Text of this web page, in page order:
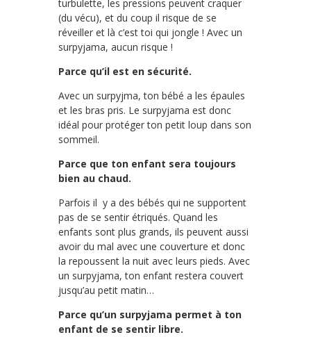
turbulette, les pressions peuvent craquer
(du vécu), et du coup il risque de se
réveiller et là c’est toi qui jongle ! Avec un
surpyjama, aucun risque !
Parce qu’il est en sécurité.
Avec un surpyjma, ton bébé a les épaules
et les bras pris. Le surpyjama est donc
idéal pour protéger ton petit loup dans son
sommeil.
Parce que ton enfant sera toujours
bien au chaud.
Parfois il y a des bébés qui ne supportent
pas de se sentir étriqués. Quand les
enfants sont plus grands, ils peuvent aussi
avoir du mal avec une couverture et donc
la repoussent la nuit avec leurs pieds. Avec
un surpyjama, ton enfant restera couvert
jusqu’au petit matin…
Parce qu’un surpyjama permet à ton
enfant de se sentir libre.